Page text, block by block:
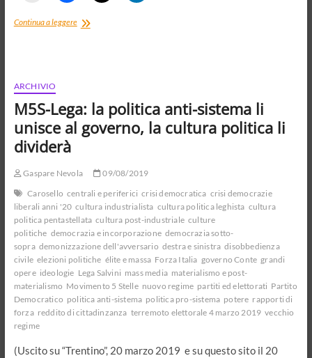
Continua a leggereLa
matrigna
tra
scienza,
opinione
ARCHIVIO
M5S-Lega: la politica anti-sistema li
unisce al governo, la cultura politica li
dividerà
Gaspare Nevola
09/08/2019
Carosello centrali e periferici crisi democratica crisi democrazie
liberali anni '20 cultura industrialista cultura politica leghista cultura
politica pentastellata cultura post-industriale culture
politiche democrazia e incorporazione democrazia sotto-
sopra demonizzazione dell'avversario destra e sinistra disobbedienza
civile elezioni politiche élite e massa Forza Italia governo Conte grandi
opere ideologie Lega Salvini mass media materialismo e post-
materialismo Movimento 5 Stelle nuovo regime partiti ed elettorati Partito
Democratico politica anti-sistema politica pro-sistema potere rapporti di
forza reddito di cittadinzanza terremoto elettorale 4 marzo 2019 vecchio
regime
(Uscito su “Trentino”, 20 marzo 2019 e su questo sito il 20